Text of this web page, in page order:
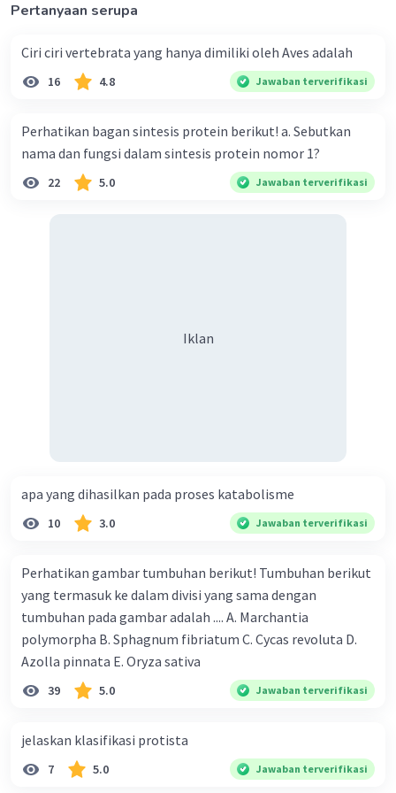
Pertanyaan serupa
Ciri ciri vertebrata yang hanya dimiliki oleh Aves adalah
16 4.8 Jawaban terverifikasi
Perhatikan bagan sintesis protein berikut! a. Sebutkan
nama dan fungsi dalam sintesis protein nomor 1?
22 5.0 Jawaban terverifikasi
Iklan
apa yang dihasilkan pada proses katabolisme
10 3.0 Jawaban terverifikasi
Perhatikan gambar tumbuhan berikut! Tumbuhan berikut
yang termasuk ke dalam divisi yang sama dengan
tumbuhan pada gambar adalah .... A. Marchantia
polymorpha B. Sphagnum fibriatum C. Cycas revoluta D.
Azolla pinnata E. Oryza sativa
39 5.0 Jawaban terverifikasi
jelaskan klasifikasi protista
7 5.0 Jawaban terverifikasi